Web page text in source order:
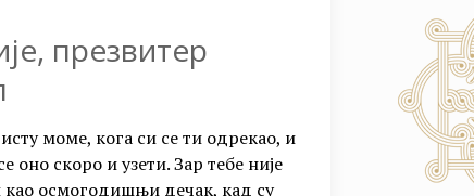
презвитер
моме, кога си се ти одрекао, и
оно скоро и узети. Зар тебе није
као осмогодишњи дечак, кад су